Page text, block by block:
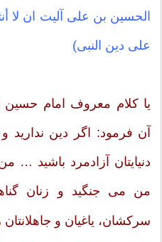
الحسین بن علی آلیت ان لا
علی دین النبی)
یا کلام معروف امام
آن فرمود: اگر دین ندارید
دنیایتان آزادمرد باشید
من می جنگید و زنان
سرکشان، یاغیان و جاهلانتان